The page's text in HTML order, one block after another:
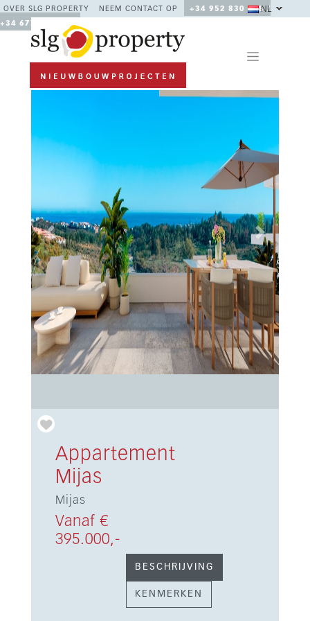
OVER SLG PROPERTY NEEM CONTACT OP
+34 952 830 378 /
+34 677 670 480
NL
Previous Next
Appartement
Mijas
Mijas
Vanaf €
395.000,-
BESCHRIJVING
KENMERKEN